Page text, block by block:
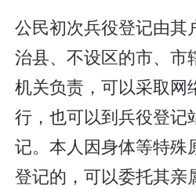
公民初次兵役登记由其
治县、不设区的市、市
机关负责，可以采取网
行，也可以到兵役登记
记。本人因身体等特殊
登记的，可以委托其亲